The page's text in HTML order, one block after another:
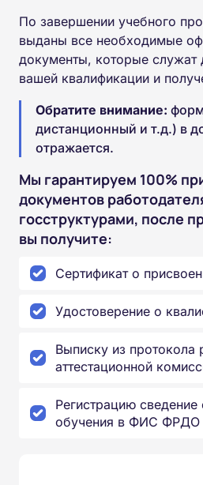
По завершении учебного
выданы все необходимые
документы, которые служат
вашей квалификации и
Обратите внимание:
дистанционный и т.д.) в
отражается.
Мы гарантируем 100%
документов
госструктурами, после
вы получите:
Сертификат о
Удостоверение о
Выписку из протокола
аттестационной
Регистрацию
обучения в ФИС ФРДО